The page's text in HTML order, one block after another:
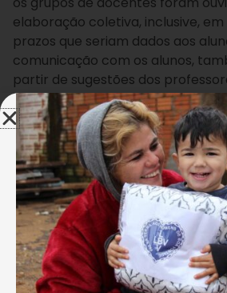
elaboração coletiva, inclusive,
prazos que seriam dados aos
comunicação com os alunos,
partir de sugestões dos
cada vídeo que ficou na
um, no perfil que cada um quis
para um caminho, cada um viu
confortável”.
Analisando este desafio de
interessado, é mais do que
com cuidado, atenção e amor. E
professora Suelí apresentou aos
seguintes pontos: